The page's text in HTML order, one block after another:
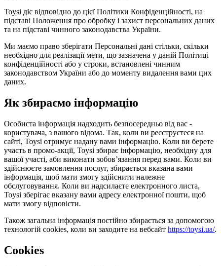
Toysi діє відповідно до цієї Політики Конфіденційності, на
підставі Положення про обробку і захист персональних даних
та на підставі чинного законодавства України.
Ми маємо право зберігати Персональні дані стільки, скільки
необхідно для реалізації мети, що зазначена у даній Політиці
конфіденційності або у строки, встановлені чинним
законодавством України або до моменту видалення вами цих
даних.
Як збираємо інформацію
Особиста інформація надходить безпосередньо від вас -
користувача, з вашого відома. Так, коли ви реєструєтеся на
сайті, Toysi отримує надану вами інформацію. Коли ви берете
участь в промо-акції, Toysi збирає інформацію, необхідну для
вашої участі, аби виконати зобов’язання перед вами. Коли ви
здійснюєте замовлення послуг, збирається вказана вами
інформація, щоб мати змогу здійснити належне
обслуговування. Коли ви надсилаєте електронного листа,
Toysi зберігає вказану вами адресу електронної пошти, щоб
мати змогу відповісти.
Також загальна інформація постійно збирається за допомогою
технологій cookies, коли ви заходите на вебсайт https://toysi.ua/.
Cookies